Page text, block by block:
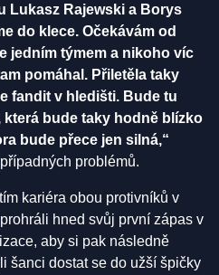
Lukasz Rajewski a Borys
do klece. Očekávám od
jedním týmem a nikoho víc
pomáhal. Přiletěla taky
fandit v hledišti. Bude tu
bude taky hodně blízko
bude přece jen silná,“
problémů.
kariéra obou protivníků v
hned svůj první zápas v
aby si pak následně
šanci dostat se do užší špičky